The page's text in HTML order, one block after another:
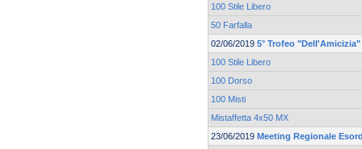
100 Stile Libero
50 Farfalla
02/06/2019 5° Trofeo "Dell'Amicizia"
100 Stile Libero
100 Dorso
100 Misti
Mistaffetta 4x50 MX
23/06/2019 Meeting Regionale